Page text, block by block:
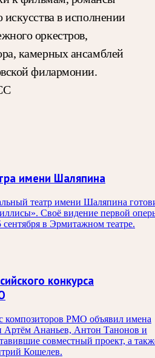
в исполнении
оркестров,
камерных ансамблей
филармонии.
имени Шаляпина
театр имени Шаляпина
Своё видение первой
в Эрмитажном театре.
конкурса
композиторов РМО объявил имена
Артём Ананьев, Антон Танонов и
совместный проект, а
Кошелев.